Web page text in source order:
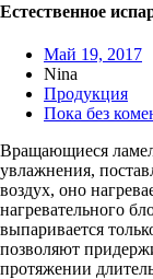
Естественное
Май 19, 2017
Nina
Продукция
Пока без
Вращающиеся
увлажнения,
воздух, оно
нагревательного
выпаривается
позволяют
протяжении